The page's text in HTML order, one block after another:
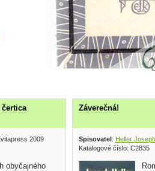
čertica
2009
obyčajného
Záverečná!
Spisovatel: Heller Joseph
Katalogové číslo: C2835